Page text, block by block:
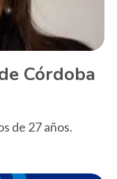
Córdoba
de 27 años.